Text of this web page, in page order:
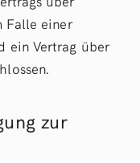
Falle einer
ein Vertrag über
zur